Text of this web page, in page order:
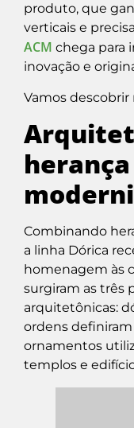
produto, que
verticais e
ACM chega para
inovação e
Vamos descobrir
Combinando
a linha Dórica
homenagem às
surgiram as três
arquitetônicas:
ordens definiram
ornamentos
templos e